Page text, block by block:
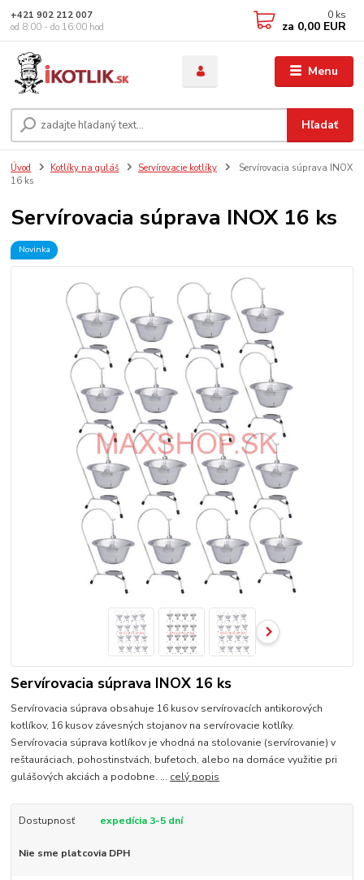
Menu
Hľadať
+421 902 212 007
od 8:00 - do 16:00 hod
0 ks
za 0,00 EUR
Úvod Kotlíky na guláš Servírovacie kotlíky
Servírovacia súprava INOX
16 ks
Servírovacia súprava INOX 16 ks
Novinka
Servírovacia súprava INOX 16 ks
Servírovacia súprava obsahuje 16 kusov servírovacích antikorových
kotlíkov, 16 kusov závesných stojanov na servírovacie kotlíky.
Servírovacia súprava kotlíkov je vhodná na stolovanie (servírovanie) v
reštauráciach, pohostinstvách, bufetoch, alebo na domáce využitie pri
gulášových akciách a podobne. ... celý popis
Dostupnosť expedícia 3-5 dní
Nie sme platcovia DPH